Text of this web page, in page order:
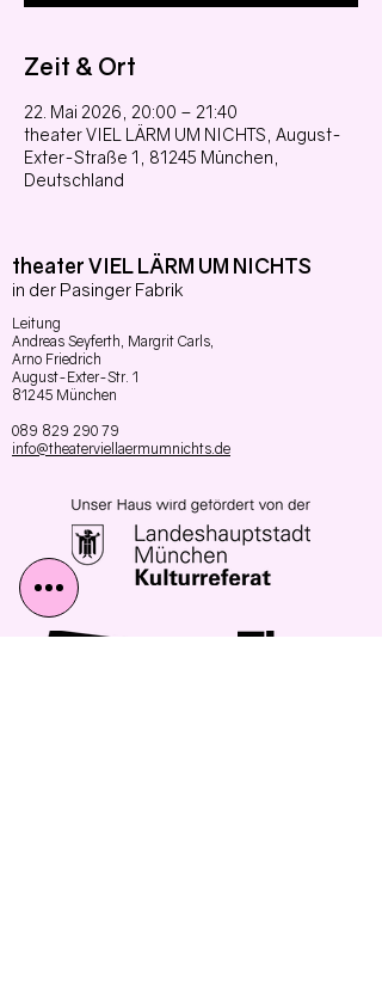
Zeit & Ort
22. Mai 2026, 20:00 – 21:40
theater VIEL LÄRM UM NICHTS, August-
Exter-Straße 1, 81245 München,
Deutschland
theater VIEL LÄRM UM NICHTS
in der Pasinger Fabrik
Leitung
Andreas Seyferth, Margrit Carls,
Arno Friedrich
August-Exter-Str. 1
81245 München
089 829 290 79
info@theaterviellaermumnichts.de